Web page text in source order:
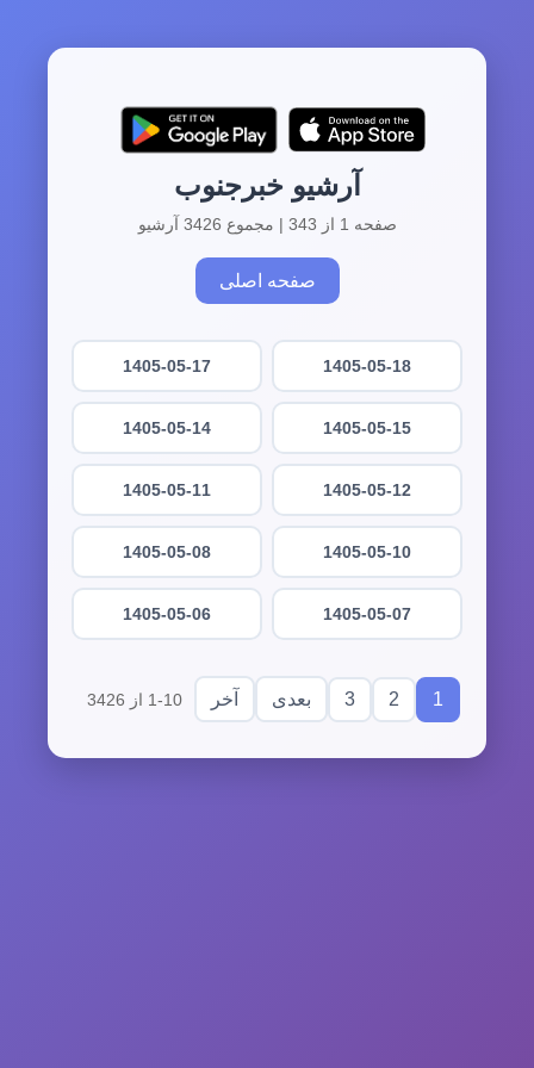
آرشیو خبرجنوب
صفحه 1 از 343 | مجموع 3426 آرشیو
صفحه اصلی
1405-05-18
1405-05-17
1405-05-15
1405-05-14
1405-05-12
1405-05-11
1405-05-10
1405-05-08
1405-05-07
1405-05-06
1
2
3 بعدی آخر 1-10 از 3426